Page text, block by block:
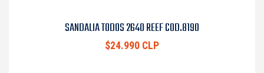
SANDALIA TODOS 2640 REEF COD.8190
$24.990 CLP